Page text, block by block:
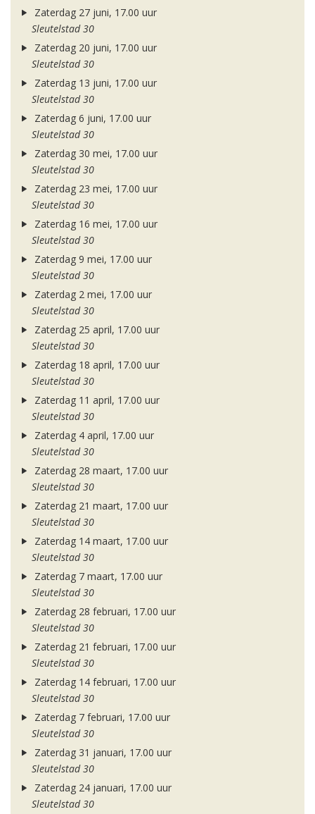
Zaterdag 27 juni, 17.00 uur
Sleutelstad 30
Zaterdag 20 juni, 17.00 uur
Sleutelstad 30
Zaterdag 13 juni, 17.00 uur
Sleutelstad 30
Zaterdag 6 juni, 17.00 uur
Sleutelstad 30
Zaterdag 30 mei, 17.00 uur
Sleutelstad 30
Zaterdag 23 mei, 17.00 uur
Sleutelstad 30
Zaterdag 16 mei, 17.00 uur
Sleutelstad 30
Zaterdag 9 mei, 17.00 uur
Sleutelstad 30
Zaterdag 2 mei, 17.00 uur
Sleutelstad 30
Zaterdag 25 april, 17.00 uur
Sleutelstad 30
Zaterdag 18 april, 17.00 uur
Sleutelstad 30
Zaterdag 11 april, 17.00 uur
Sleutelstad 30
Zaterdag 4 april, 17.00 uur
Sleutelstad 30
Zaterdag 28 maart, 17.00 uur
Sleutelstad 30
Zaterdag 21 maart, 17.00 uur
Sleutelstad 30
Zaterdag 14 maart, 17.00 uur
Sleutelstad 30
Zaterdag 7 maart, 17.00 uur
Sleutelstad 30
Zaterdag 28 februari, 17.00 uur
Sleutelstad 30
Zaterdag 21 februari, 17.00 uur
Sleutelstad 30
Zaterdag 14 februari, 17.00 uur
Sleutelstad 30
Zaterdag 7 februari, 17.00 uur
Sleutelstad 30
Zaterdag 31 januari, 17.00 uur
Sleutelstad 30
Zaterdag 24 januari, 17.00 uur
Sleutelstad 30